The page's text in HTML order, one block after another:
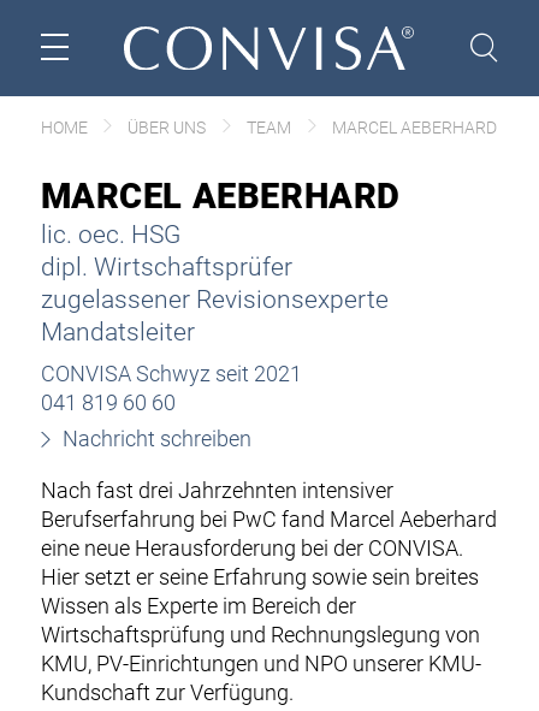
HOME ÜBER UNS TEAM MARCEL AEBERHARD
MARCEL AEBERHARD
lic. oec. HSG
dipl. Wirtschaftsprüfer
zugelassener Revisionsexperte
Mandatsleiter
CONVISA Schwyz seit 2021
041 819 60 60
Nachricht schreiben
Nach fast drei Jahrzehnten intensiver
Berufserfahrung bei PwC fand Marcel Aeberhard
eine neue Herausforderung bei der CONVISA.
Hier setzt er seine Erfahrung sowie sein breites
Wissen als Experte im Bereich der
Wirtschaftsprüfung und Rechnungslegung von
KMU, PV-Einrichtungen und NPO unserer KMU-
Kundschaft zur Verfügung.